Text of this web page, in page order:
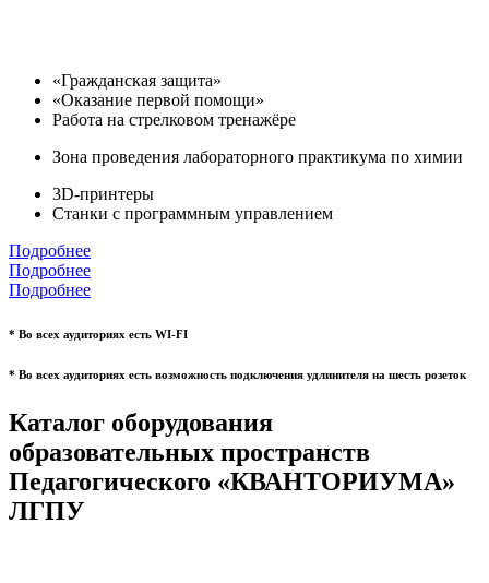
«Гражданская защита»
«Оказание первой помощи»
Работа на стрелковом тренажёре
Зона проведения лабораторного практикума по химии
3D-принтеры
Станки с программным управлением
Подробнее
Подробнее
Подробнее
* Во всех аудиториях есть WI-FI
* Во всех аудиториях есть возможность подключения удлинителя на шесть розеток
Каталог оборудования
образовательных пространств
Педагогического «КВАНТОРИУМА»
ЛГПУ